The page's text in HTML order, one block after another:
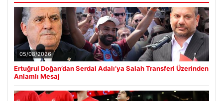
05/08/2026
Ertuğrul Doğan’dan Serdal Adalı’ya Salah Transferi Üzerinden
Anlamlı Mesaj